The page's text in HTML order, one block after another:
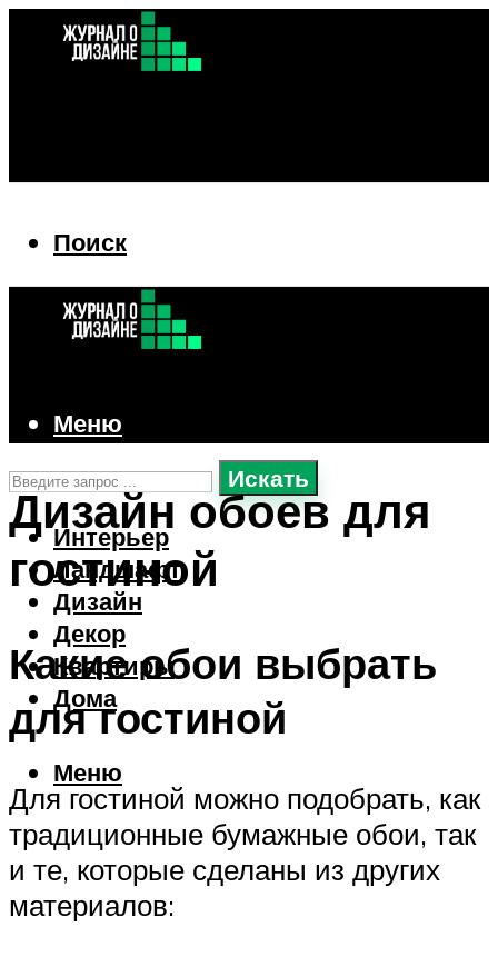
Поиск
Искать
Интерьер
Ландшафт
Дизайн
Декор
Квартиры
Дома
Меню
Меню
Дизайн обоев для
гостиной
Какие обои выбрать
для гостиной
Для гостиной можно подобрать, как
традиционные бумажные обои, так
и те, которые сделаны из других
материалов: